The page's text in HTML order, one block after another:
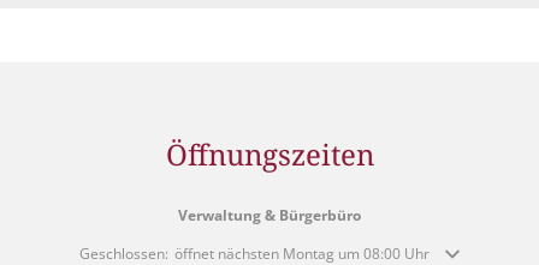
Öffnungszeiten
Verwaltung & Bürgerbüro
Klicken, um weitere Öffnungs- oder Schließzeiten auszublenden
Geschlossen: öffnet nächsten Montag um 08:00 Uhr